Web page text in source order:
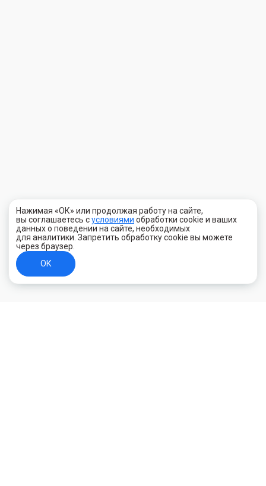
Нажимая «ОК» или продолжая работу на сайте,
вы соглашаетесь сусловиями обработки cookie и ваших
данных о поведении на сайте, необходимых
для аналитики. Запретить обработку cookie вы можете
через браузер.
ОК